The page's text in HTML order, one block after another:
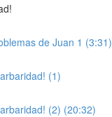
de Juan 1 (3:31)
(1)
(2) (20:32)